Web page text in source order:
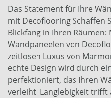
Das Statement für Ihre
mit Decoflooring Schaffen
Blickfang in Ihren Räumen:
Wandpaneelen von
zeitlosen Luxus von
echte Design wird durch
perfektioniert, das Ihren
verleiht. Langlebigkeit trifft